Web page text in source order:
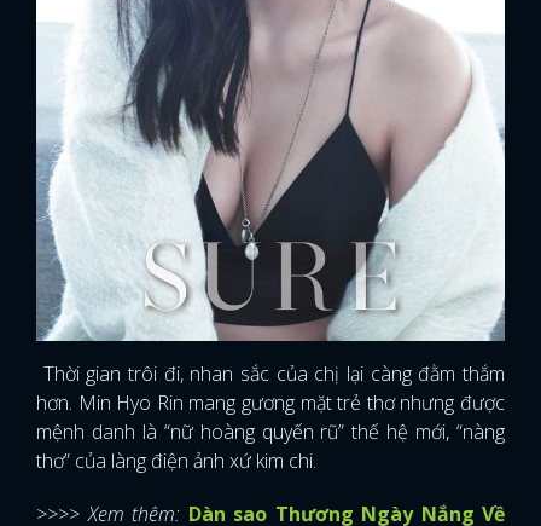
Thời gian trôi đi, nhan sắc của chị lại càng đằm thắm
hơn. Min Hyo Rin mang gương mặt trẻ thơ nhưng được
mệnh danh là “nữ hoàng quyến rũ” thế hệ mới, “nàng
thơ” của làng điện ảnh xứ kim chi.
>>>> Xem thêm: Dàn sao Thương Ngày Nắng Về